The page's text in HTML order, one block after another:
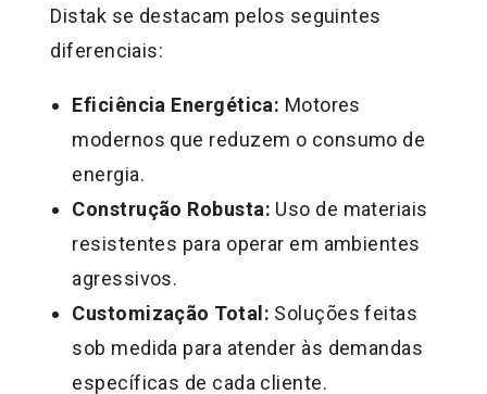
Distak se destacam pelos seguintes
diferenciais:
Eficiência Energética: Motores
modernos que reduzem o consumo de
energia.
Construção Robusta: Uso de materiais
resistentes para operar em ambientes
agressivos.
Customização Total: Soluções feitas
sob medida para atender às demandas
específicas de cada cliente.